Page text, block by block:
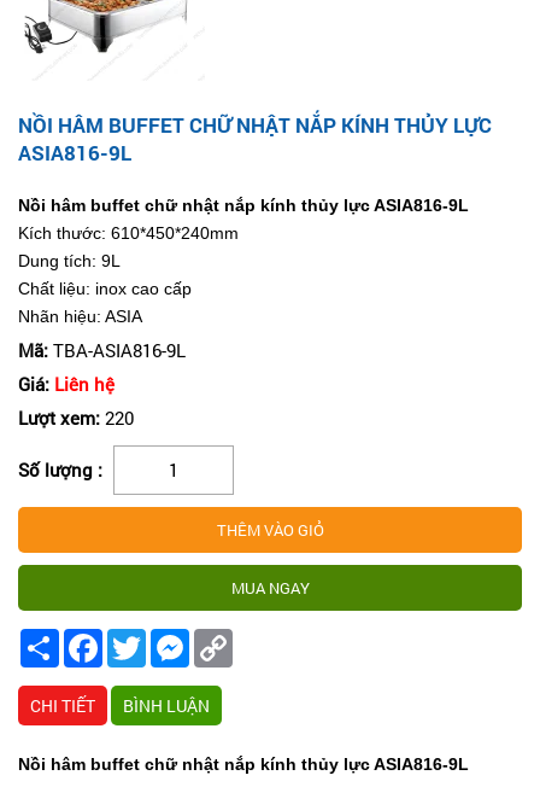
NỒI HÂM BUFFET CHỮ NHẬT NẮP KÍNH THỦY LỰC
ASIA816-9L
Nồi hâm buffet chữ nhật nắp kính thủy lực ASIA816-9L
Kích thước: 610*450*240mm
Dung tích: 9L
Chất liệu: inox cao cấp
Nhãn hiệu: ASIA
Mã: TBA-ASIA816-9L
Giá: Liên hệ
Lượt xem: 220
Số lượng :
Share FacebookTwitterMessenger
CHI TIẾT BÌNH LUẬN
Nồi hâm buffet chữ nhật nắp kính thủy lực ASIA816-9L